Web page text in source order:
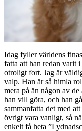
Idag fyller världens
fatta att han redan varit
otroligt fort. Jag är
valp. Han är så himla
mera på än någon av
han vill göra, och han
sammanfatta det med
övrigt vara vanligt, så
enkelt få heta